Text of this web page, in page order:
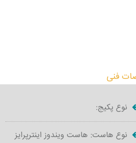
فنی
نوع پکیج:
نوع هاست: هاست ویندوز اینترپرایز